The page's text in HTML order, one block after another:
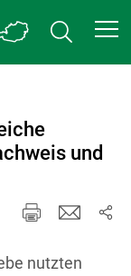
und
nutzten